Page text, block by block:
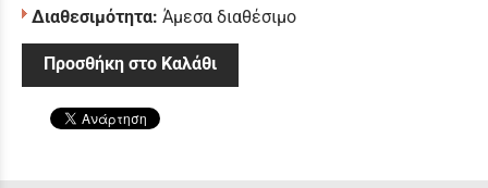
Διαθεσιμότητα: Άμεσα διαθέσιμο
Προσθήκη στο Καλάθι